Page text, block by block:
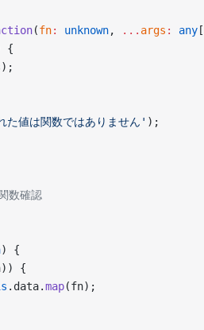
(fn: unknown, ... args : any
{
た値は関数ではありません' );
数確認
) {
{
.data.map(fn);